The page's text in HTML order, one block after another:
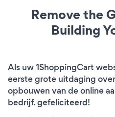
Remove the
Building
Als uw 1ShoppingCart
eerste grote uitdaging
opbouwen van de online
bedrijf. gefeliciteerd!